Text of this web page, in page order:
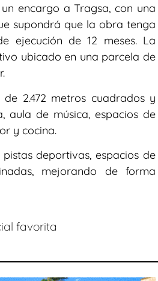
encargo a Tragsa, con una
supondrá que la obra tenga
ejecución de 12 meses. La
ubicado en una parcela de
2.472 metros cuadrados y
aula de música, espacios de
y cocina.
deportivas, espacios de
mejorando de forma
favorita